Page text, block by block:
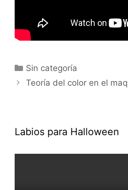
Sin categoría
Teoría del color en el
Labios para Halloween